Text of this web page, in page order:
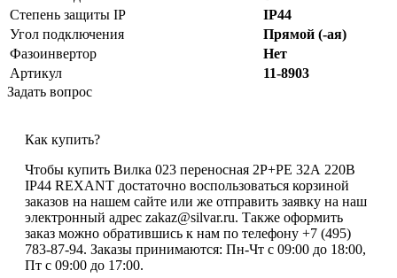
Степень защиты IP
IP44
Угол подключения
Прямой (-ая)
Фазоинвертор
Нет
Артикул
11-8903
Задать вопрос
Как купить?
Чтобы купить Вилка 023 переносная 2Р+РЕ 32А 220В
IP44 REXANT достаточно воспользоваться корзиной
заказов на нашем сайте или же отправить заявку на наш
электронный адрес zakaz@silvar.ru. Также оформить
заказ можно обратившись к нам по телефону +7 (495)
783-87-94. Заказы принимаются: Пн-Чт с 09:00 до 18:00,
Пт с 09:00 до 17:00.